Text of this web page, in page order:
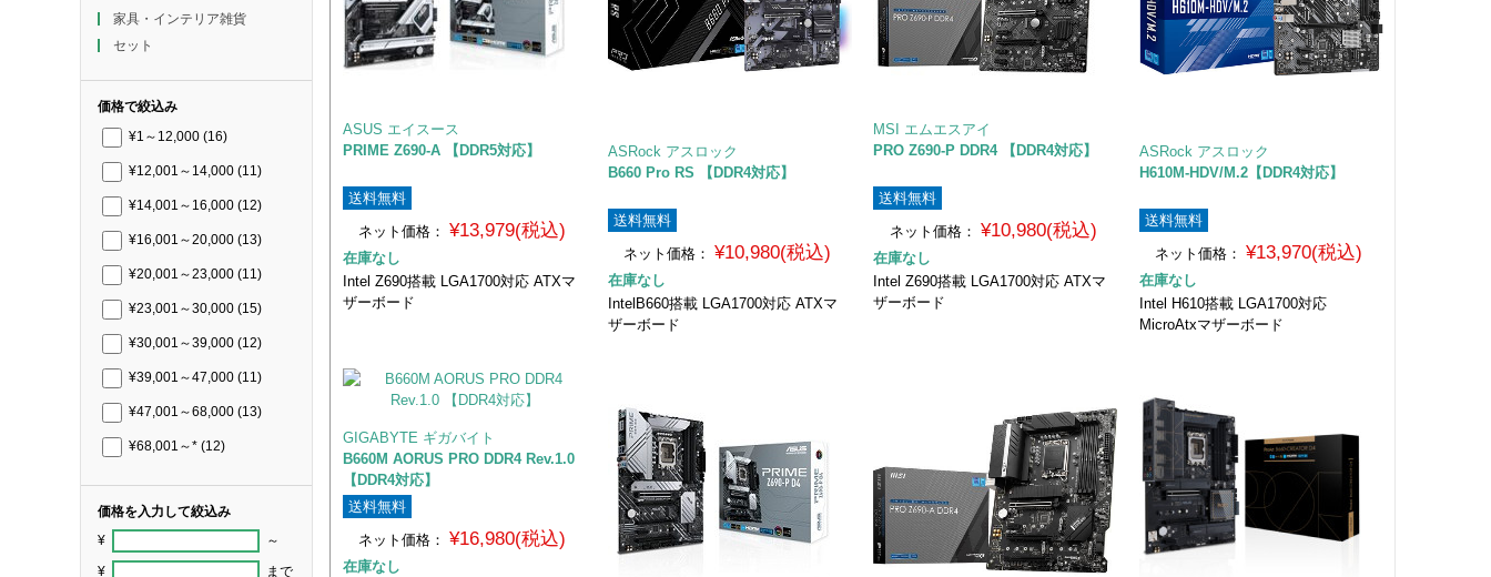
家具・インテリア雑貨
セット
価格で絞込み
¥1～12,000 (16)
¥12,001～14,000 (11)
¥14,001～16,000 (12)
¥16,001～20,000 (13)
¥20,001～23,000 (11)
¥23,001～30,000 (15)
¥30,001～39,000 (12)
¥39,001～47,000 (11)
¥47,001～68,000 (13)
¥68,001～* (12)
価格を入力して絞込み
¥ ～
¥ まで
ASUS エイスース
PRIME Z690-A 【DDR5対応】
送料無料
ネット価格：
¥13,979(税込)
在庫なし
Intel Z690搭載 LGA1700対応 ATXマ
ザーボード
ASRock アスロック
B660 Pro RS 【DDR4対応】
送料無料
ネット価格：
¥10,980(税込)
在庫なし
IntelB660搭載 LGA1700対応 ATXマ
ザーボード
MSI エムエスアイ
PRO Z690-P DDR4 【DDR4対応】
送料無料
ネット価格： ¥10,980(税込)
在庫なし
Intel Z690搭載 LGA1700対応 ATXマ
ザーボード
ASRock アスロック
H610M-HDV/M.2【DDR4対応】
送料無料
ネット価格： ¥13,970(税込)
在庫なし
Intel H610搭載 LGA1700対応
MicroAtxマザーボード
GIGABYTE ギガバイト
B660M AORUS PRO DDR4 Rev.1.0
【DDR4対応】
送料無料
ネット価格：
¥16,980(税込)
在庫なし